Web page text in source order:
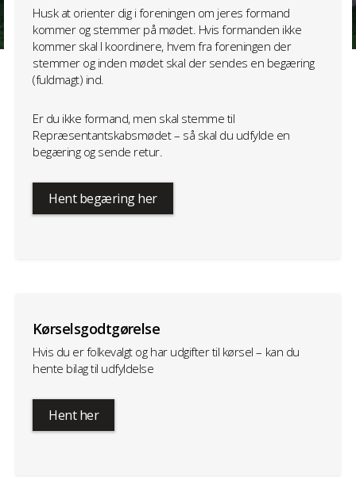
Husk at orienter dig i foreningen om jeres formand
kommer og stemmer på mødet. Hvis formanden ikke
kommer skal I koordinere, hvem fra foreningen der
stemmer og inden mødet skal der sendes en begæring
(fuldmagt) ind.
Er du ikke formand, men skal stemme til
Repræsentantskabsmødet – så skal du udfylde en
begæring og sende retur.
Hent begæring her
Kørselsgodtgørelse
Hvis du er folkevalgt og har udgifter til kørsel – kan du
hente bilag til udfyldelse
Hent her